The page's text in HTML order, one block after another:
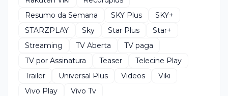
Resumo da Semana
SKY Plus
SKY+
STARZPLAY
Sky Star Plus
Star+
Streaming
TV Aberta
TV paga
TV por Assinatura
Teaser
Telecine Play
Trailer
Universal Plus Videos
Viki
Vivo Play
Vivo Tv